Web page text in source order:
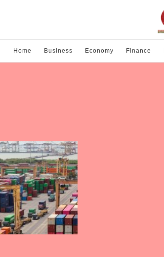
Home Business Economy Finance